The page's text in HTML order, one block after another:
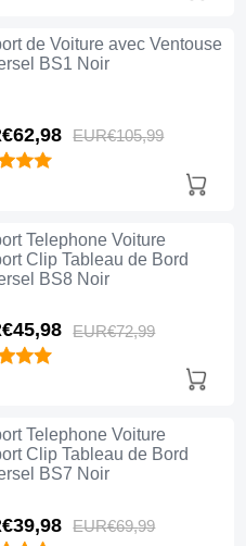
de Voiture avec Ventouse
BS1 Noir
98 EUR€105,99
Telephone Voiture
Clip Tableau de Bord
BS8 Noir
98 EUR€72,99
Telephone Voiture
Clip Tableau de Bord
BS7 Noir
98 EUR€69,99